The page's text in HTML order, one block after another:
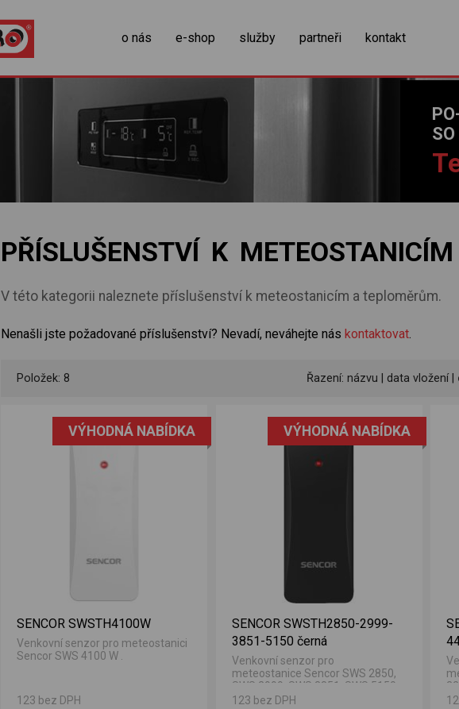
o nás e-shop služby partneři kontakt
zobrazit obsah košíku
SO
PŘÍSLUŠENSTVÍ K METEOSTANICÍM
V této kategorii naleznete příslušenství k meteostanicím a teploměrům.
Nenašli jste požadované příslušenství? Nevadí, neváhejte nás kontaktovat.
Položek: 8 Řazení: názvu data vložení|
VÝHODNÁ NABÍDKA
SENCOR SWSTH4100W
Venkovní senzor pro meteostanici
Sencor SWS 4100 W .
123 bez DPH
VÝHODNÁ NABÍDKA
SENCOR SWSTH2850-2999-
3851-5150 černá
Venkovní senzor pro
meteostanice Sencor SWS 2850,
SWS 2999, SWS 3851, SWS 5150.
123 bez DPH